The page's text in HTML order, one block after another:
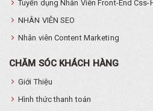
Tuyển dụng Nhân Viên Front-End
NHÂN VIÊN SEO
Nhân viên Content Marketing
CHĂM SÓC KHÁCH HÀNG
Giới Thiệu
Hình thức thanh toán